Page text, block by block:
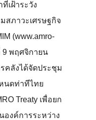
เฝ้าระวัง
สภาวะเศรษฐกิจ
(www.amro-
9 พฤศจิกายน
คลังได้จัดประชุม
นดท่าทีไทย
Treaty เพื่อยก
องค์การระหว่าง